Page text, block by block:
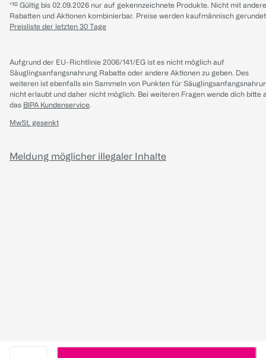
*¹⁰ Gültig bis 02.09.2026 nur auf gekennzeichnete Produkte. Nicht mit
Rabatten und Aktionen kombinierbar. Preise werden kaufmännisch
Preisliste der letzten 30 Tage
Aufgrund der EU-Richtlinie 2006/141/EG ist es nicht möglich auf
Säuglingsanfangsnahrung Rabatte oder andere Aktionen zu geben. Des
weiteren ist ebenfalls ein Sammeln von Punkten für
nicht erlaubt und daher nicht möglich. Bei weiteren Fragen wende dich bitte
das BIPA Kundenservice.
MwSt. gesenkt
Meldung möglicher illegaler Inhalte